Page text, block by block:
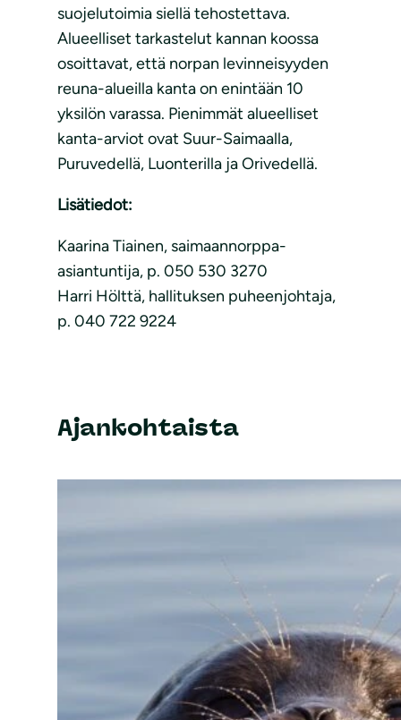
suojelutoimia siellä tehostettava.
Alueelliset tarkastelut kannan koossa
osoittavat, että norpan levinneisyyden
reuna-alueilla kanta on enintään 10
yksilön varassa. Pienimmät alueelliset
kanta-arviot ovat Suur-Saimaalla,
Puruvedellä, Luonterilla ja Orivedellä.
Lisätiedot:
Kaarina Tiainen, saimaannorppa-
asiantuntija, p. 050 530 3270
Harri Hölttä, hallituksen puheenjohtaja,
p. 040 722 9224
Ajankohtaista